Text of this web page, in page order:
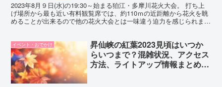
2023年8月９日(水)の19:30～始まる狛江・多摩川花火大会。 打ち上
げ場所から最も近い有料観覧席では、約110ｍの近距離から花火を眺
めることが出来るので他の花火大会とは一味違う迫力を感じられます
イベント・おでかけ
昇仙峡の紅葉2023見頃はいつか
らいつまで？混雑状況、アクセス
方法、ライトアップ情報まとめ